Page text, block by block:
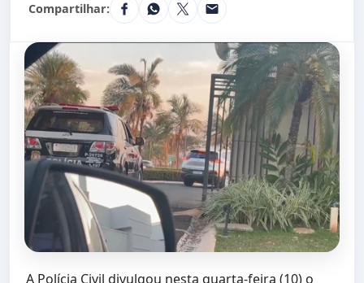
Compartilhar:
A Polícia Civil divulgou nesta quarta-feira (10) o